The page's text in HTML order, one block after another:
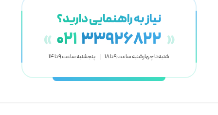
نیاز به راهنمایی دارید؟
« 021 33926822 »
شنبه تا چهارشنبه ساعت 9 تا 18 | پنجشنبه ساعت 9 تا 14